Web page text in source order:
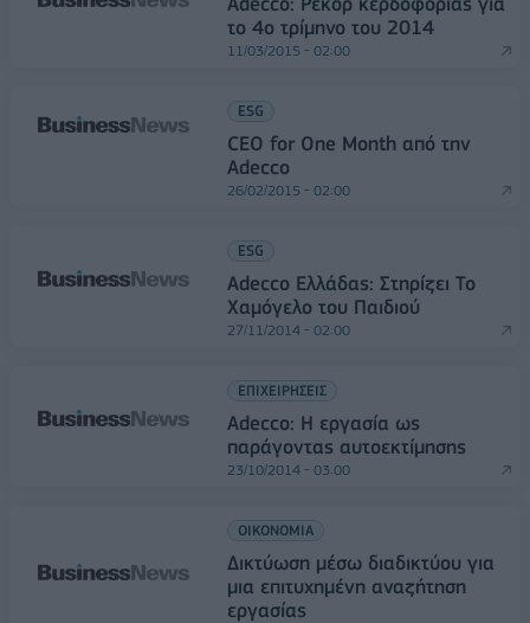
το 4o τρίμηνο του 2014
11/03/2015 - 02:00
ESG
CEO for One Month από την
Adecco
26/02/2015 - 02:00
ESG
Adecco Ελλάδας: Στηρίζει Το
Χαμόγελο του Παιδιού
27/11/2014 - 02:00
ΕΠΙΧΕΙΡΗΣΕΙΣ
Adecco: Η εργασία ως
παράγοντας αυτοεκτίμησης
23/10/2014 - 03:00
ΟΙΚΟΝΟΜΙΑ
Δικτύωση μέσω διαδικτύου για
μια επιτυχημένη αναζήτηση
εργασίας